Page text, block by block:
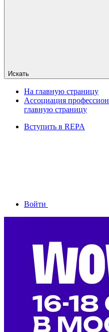
Искать
На главную страницу
Ассоциация
главную страницу
Вступить в REPA
Войти